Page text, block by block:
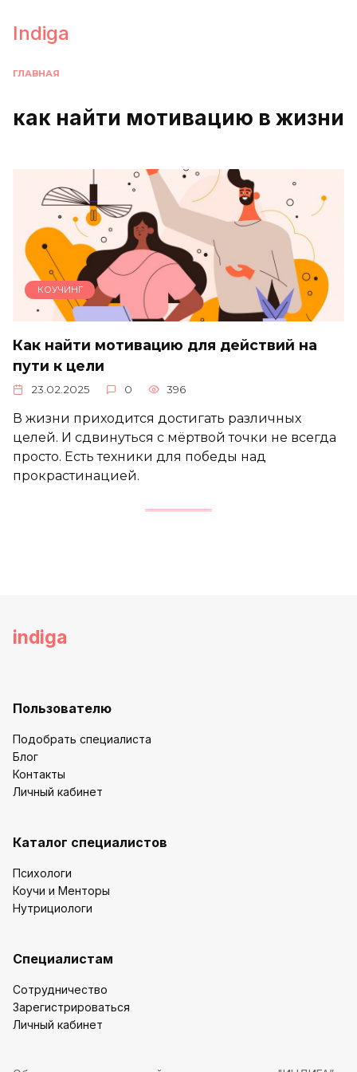
содержанию
Indiga
ГЛАВНАЯ
как найти мотивацию в жизни
КОУЧИНГ
Как найти мотивацию для действий на
пути к цели
23.02.2025 0 396
В жизни приходится достигать различных
целей. И сдвинуться с мёртвой точки не всегда
просто. Есть техники для победы над
прокрастинацией.
indiga
Пользователю
Подобрать специалиста
Блог
Контакты
Личный кабинет
Каталог специалистов
Психологи
Коучи и Менторы
Нутрициологи
Специалистам
Сотрудничество
Зарегистрироваться
Личный кабинет